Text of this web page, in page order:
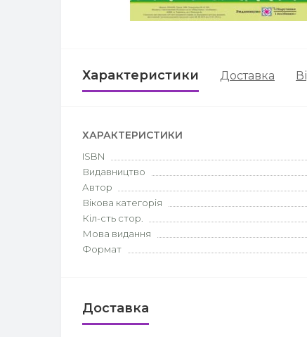
Характеристики Доставка
ХАРАКТЕРИСТИКИ
ISBN
Видавництво
Автор
Вікова категорія
Кіл-сть стор.
Мова видання
Формат
Доставка